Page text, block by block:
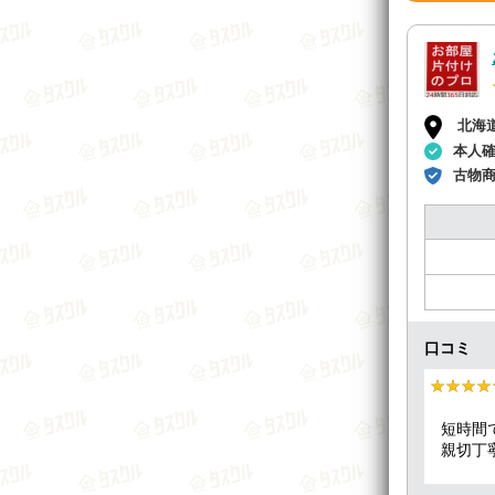
北海
本人
古物
口コミ
短時間
親切丁